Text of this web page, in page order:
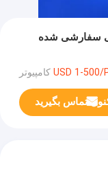
سفارشی شده
تماس بگیرید